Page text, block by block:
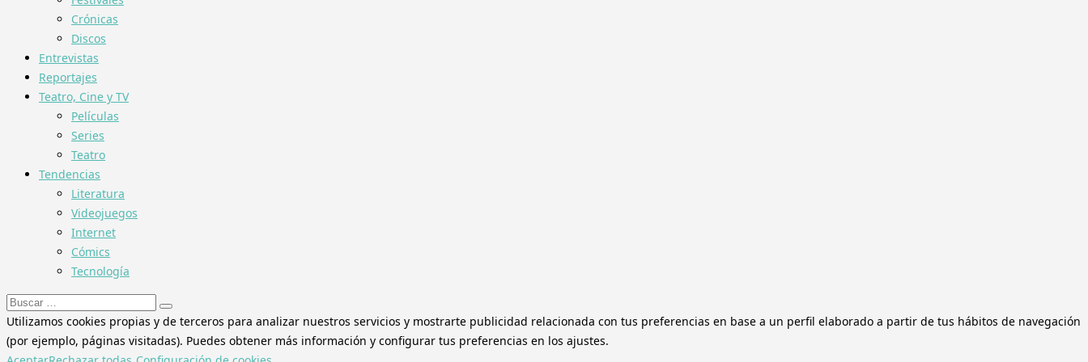
Crónicas
Discos
Entrevistas
Reportajes
Teatro, Cine y TV
Películas
Series
Teatro
Tendencias
Literatura
Videojuegos
Internet
Cómics
Tecnología
Buscar:
Utilizamos cookies propias y de terceros para analizar nuestros servicios y mostrarte publicidad relacionada con tus preferencias en base a un perfil elaborado a partir de tus hábitos de navegación
(por ejemplo, páginas visitadas). Puedes obtener más información y configurar tus preferencias en los ajustes.